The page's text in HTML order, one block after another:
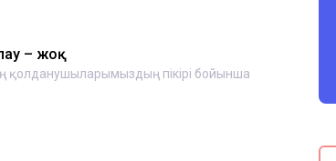
– жоқ
қолданушыларымыздың пікірі бойынша